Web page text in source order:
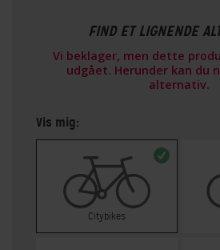
FIND ET LIGNENDE
Vi beklager, men dette
udgået. Herunder kan du
alternativ.
Vis mig:
Citybikes